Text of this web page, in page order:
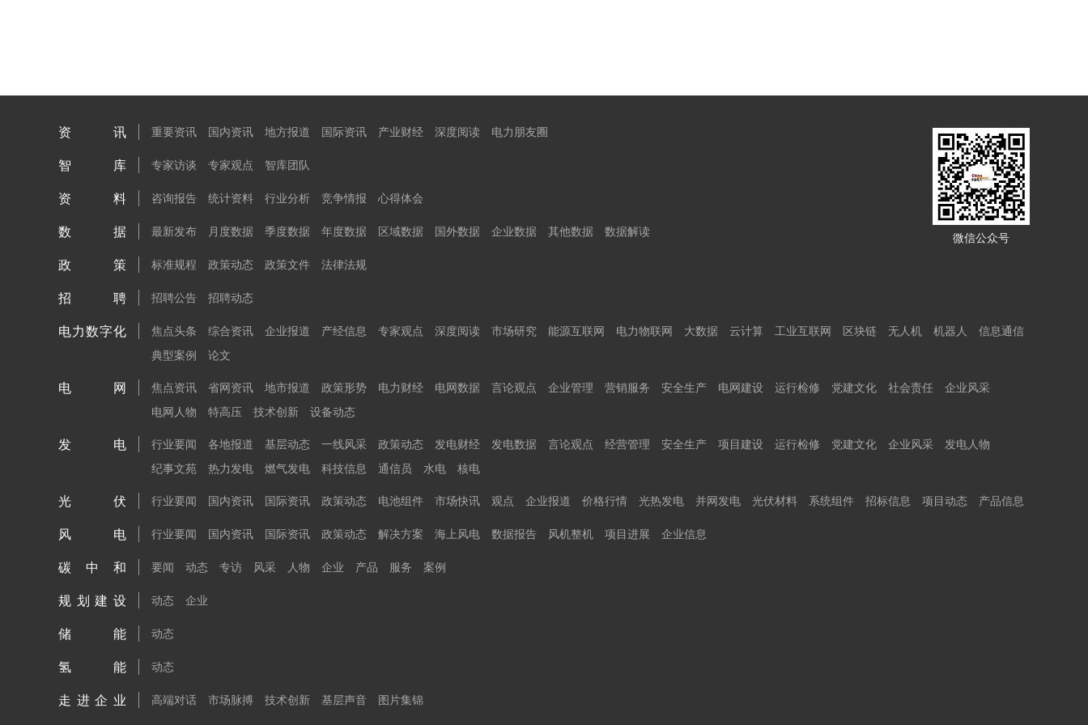
微信公众号
资讯 重要资讯 国内资讯 地方报道 国际资讯 产业财经 深度阅读 电力朋友圈
智库 专家访谈 专家观点 智库团队
资料 咨询报告 统计资料 行业分析 竞争情报 心得体会
数据 最新发布 月度数据 季度数据 年度数据 区域数据 国外数据 企业数据 其他数据 数据解读
政策 标准规程 政策动态 政策文件 法律法规
招聘 招聘公告 招聘动态
电力数字化 焦点头条 综合资讯 企业报道 产经信息 专家观点 深度阅读 市场研究 能源互联网 电力物联网 大数据 云计算 工业互联网 区块链 无人机 机器人
信息通信
典型案例
论文
电网 焦点资讯 省网资讯 地市报道 政策形势 电力财经 电网数据 言论观点 企业管理 营销服务 安全生产 电网建设 运行检修 党建文化 社会责任
企业风采
电网人物
特高压 技术创新 设备动态
发电 行业要闻 各地报道 基层动态 一线风采 政策动态 发电财经 发电数据 言论观点 经营管理 安全生产 项目建设 运行检修 党建文化 企业风采
发电人物
纪事文苑
热力发电 燃气发电 科技信息 通信员 水电 核电
光伏 行业要闻 国内资讯 国际资讯 政策动态 电池组件 市场快讯 观点 企业报道 价格行情 光热发电 并网发电 光伏材料 系统组件 招标信息 项目动态 产品信息
风电 行业要闻 国内资讯 国际资讯 政策动态 解决方案 海上风电 数据报告 风机整机 项目进展 企业信息
碳中和 要闻 动态 专访 风采 人物 企业 产品 服务 案例
规划建设 动态 企业
储能 动态
氢能 动态
走进企业 高端对话 市场脉搏 技术创新 基层声音 图片集锦